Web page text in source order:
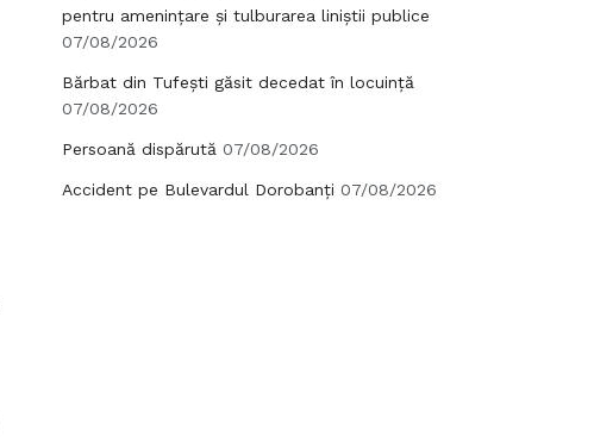
pentru amenințare și tulburarea liniștii publice
07/08/2026
Bărbat din Tufești găsit decedat în locuință
07/08/2026
Persoană dispărută 07/08/2026
Accident pe Bulevardul Dorobanți 07/08/2026